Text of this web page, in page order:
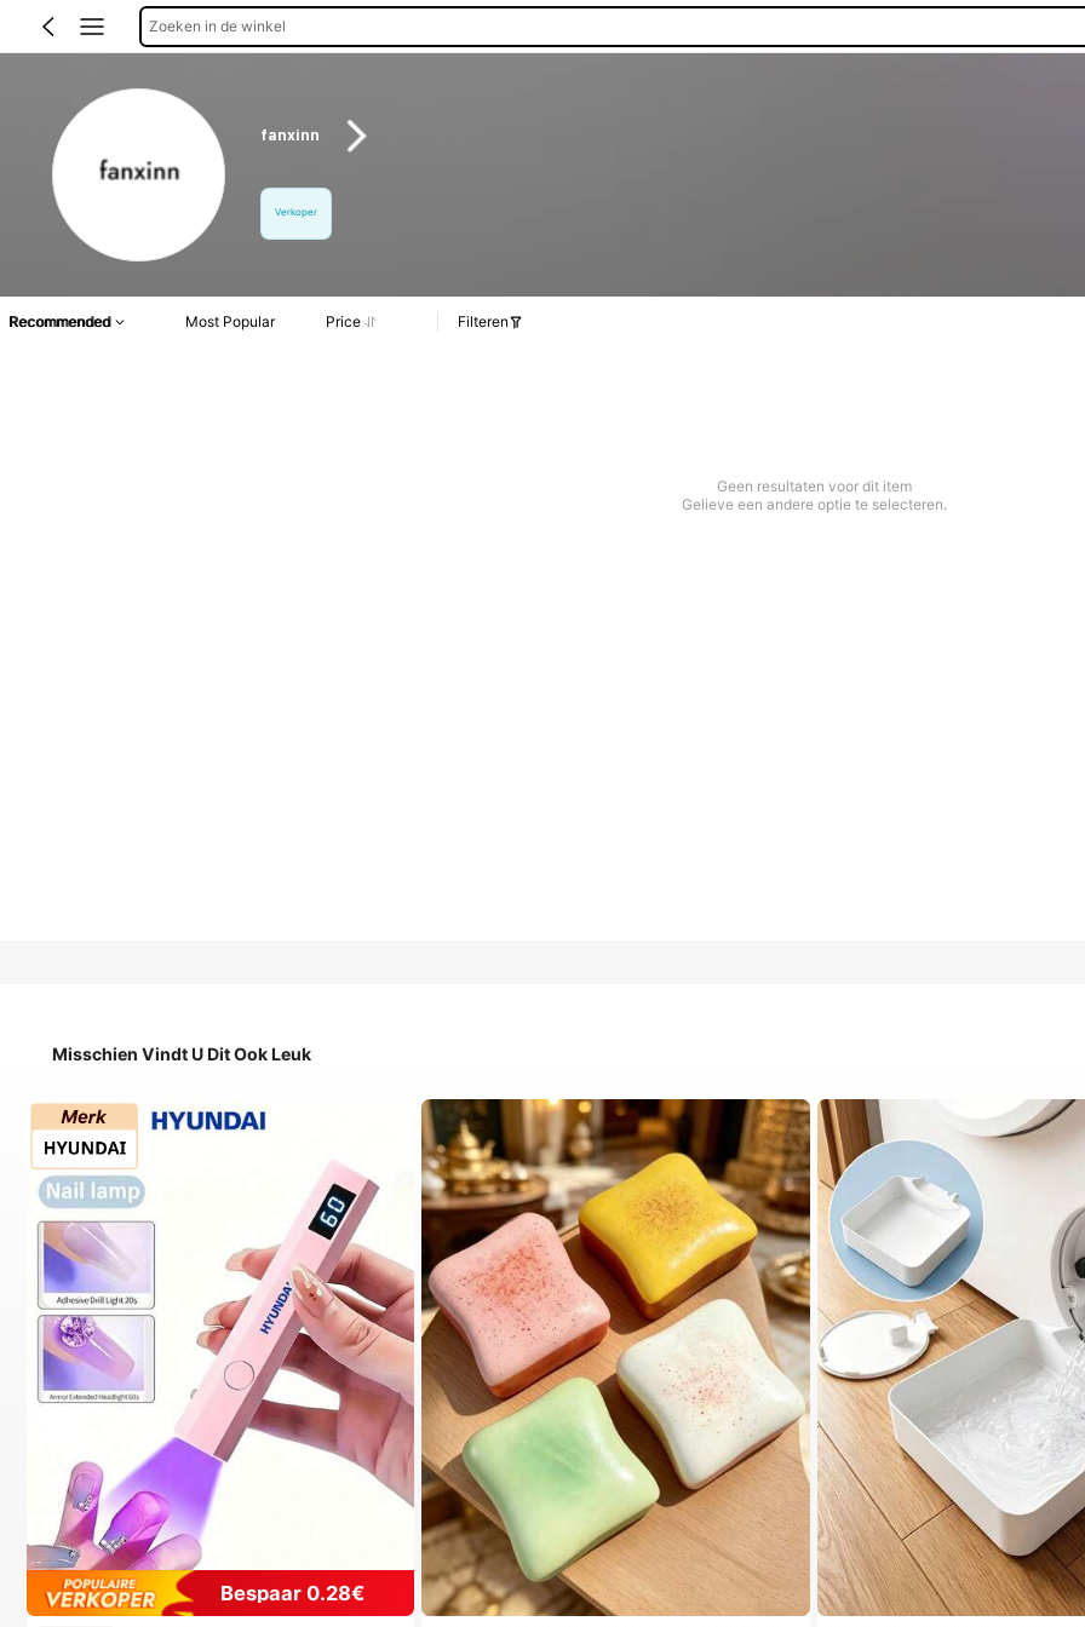
Zoeken in de winkel
fanxinn
Verkoper
Recommended Most Popular Price Filteren
Geen resultaten voor dit item
Gelieve een andere optie te selecteren.
Misschien Vindt U Dit Ook Leuk
Bespaar 0.28€